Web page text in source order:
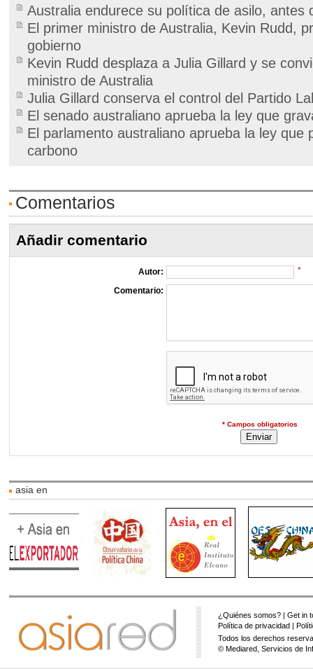
Australia endurece su política de asilo, antes
El primer ministro de Australia, Kevin Rudd,
gobierno
Kevin Rudd desplaza a Julia Gillard y se
ministro de Australia
Julia Gillard conserva el control del Partido
El senado australiano aprueba la ley que
El parlamento australiano aprueba la ley que
carbono
Comentarios
Añadir comentario
Autor: *
Comentario:
* Campos obligatorios
asia en
¿Quiénes somos? |Get in
Política de privacidad |
Todos los derechos
© Mediared, Servicios de